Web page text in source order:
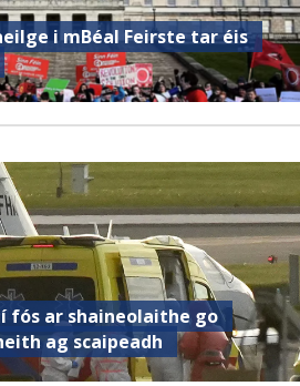
i mBéal Feirste tar éis
fós ar shaineolaithe go
ag scaipeadh